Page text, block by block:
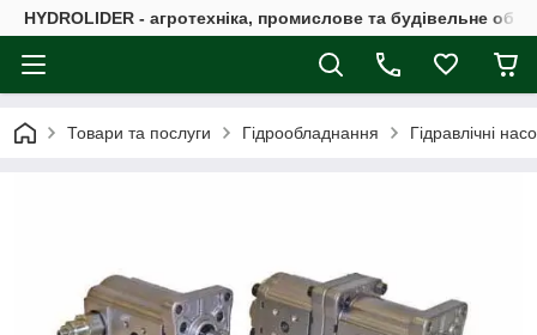
HYDROLIDER - агротехніка, промислове та будівельне
Товари та послуги Гідрообладнання Гідравлічні